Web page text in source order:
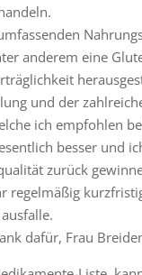
anderem eine
und der
ich empfohlen
besser und
zurück
regelmäßig
dafür, Frau